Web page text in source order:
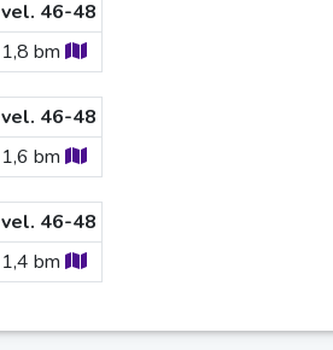
vel. 46-48
1,8 bm
vel. 46-48
1,6 bm
vel. 46-48
1,4 bm